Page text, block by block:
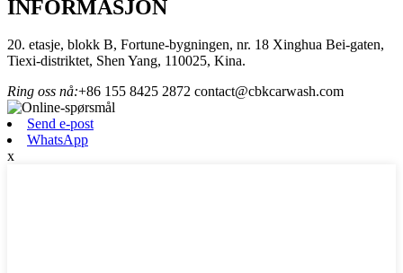
INFORMASJON
20. etasje, blokk B, Fortune-bygningen, nr. 18 Xinghua Bei-gaten,
Tiexi-distriktet, Shen Yang, 110025, Kina.
Ring oss nå:+86 155 8425 2872 contact@cbkcarwash.com
Send e-post
WhatsApp
x